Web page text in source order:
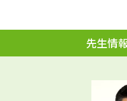
先生情